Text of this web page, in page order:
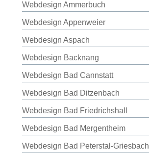
Webdesign Ammerbuch
Webdesign Appenweier
Webdesign Aspach
Webdesign Backnang
Webdesign Bad Cannstatt
Webdesign Bad Ditzenbach
Webdesign Bad Friedrichshall
Webdesign Bad Mergentheim
Webdesign Bad Peterstal-Griesbach